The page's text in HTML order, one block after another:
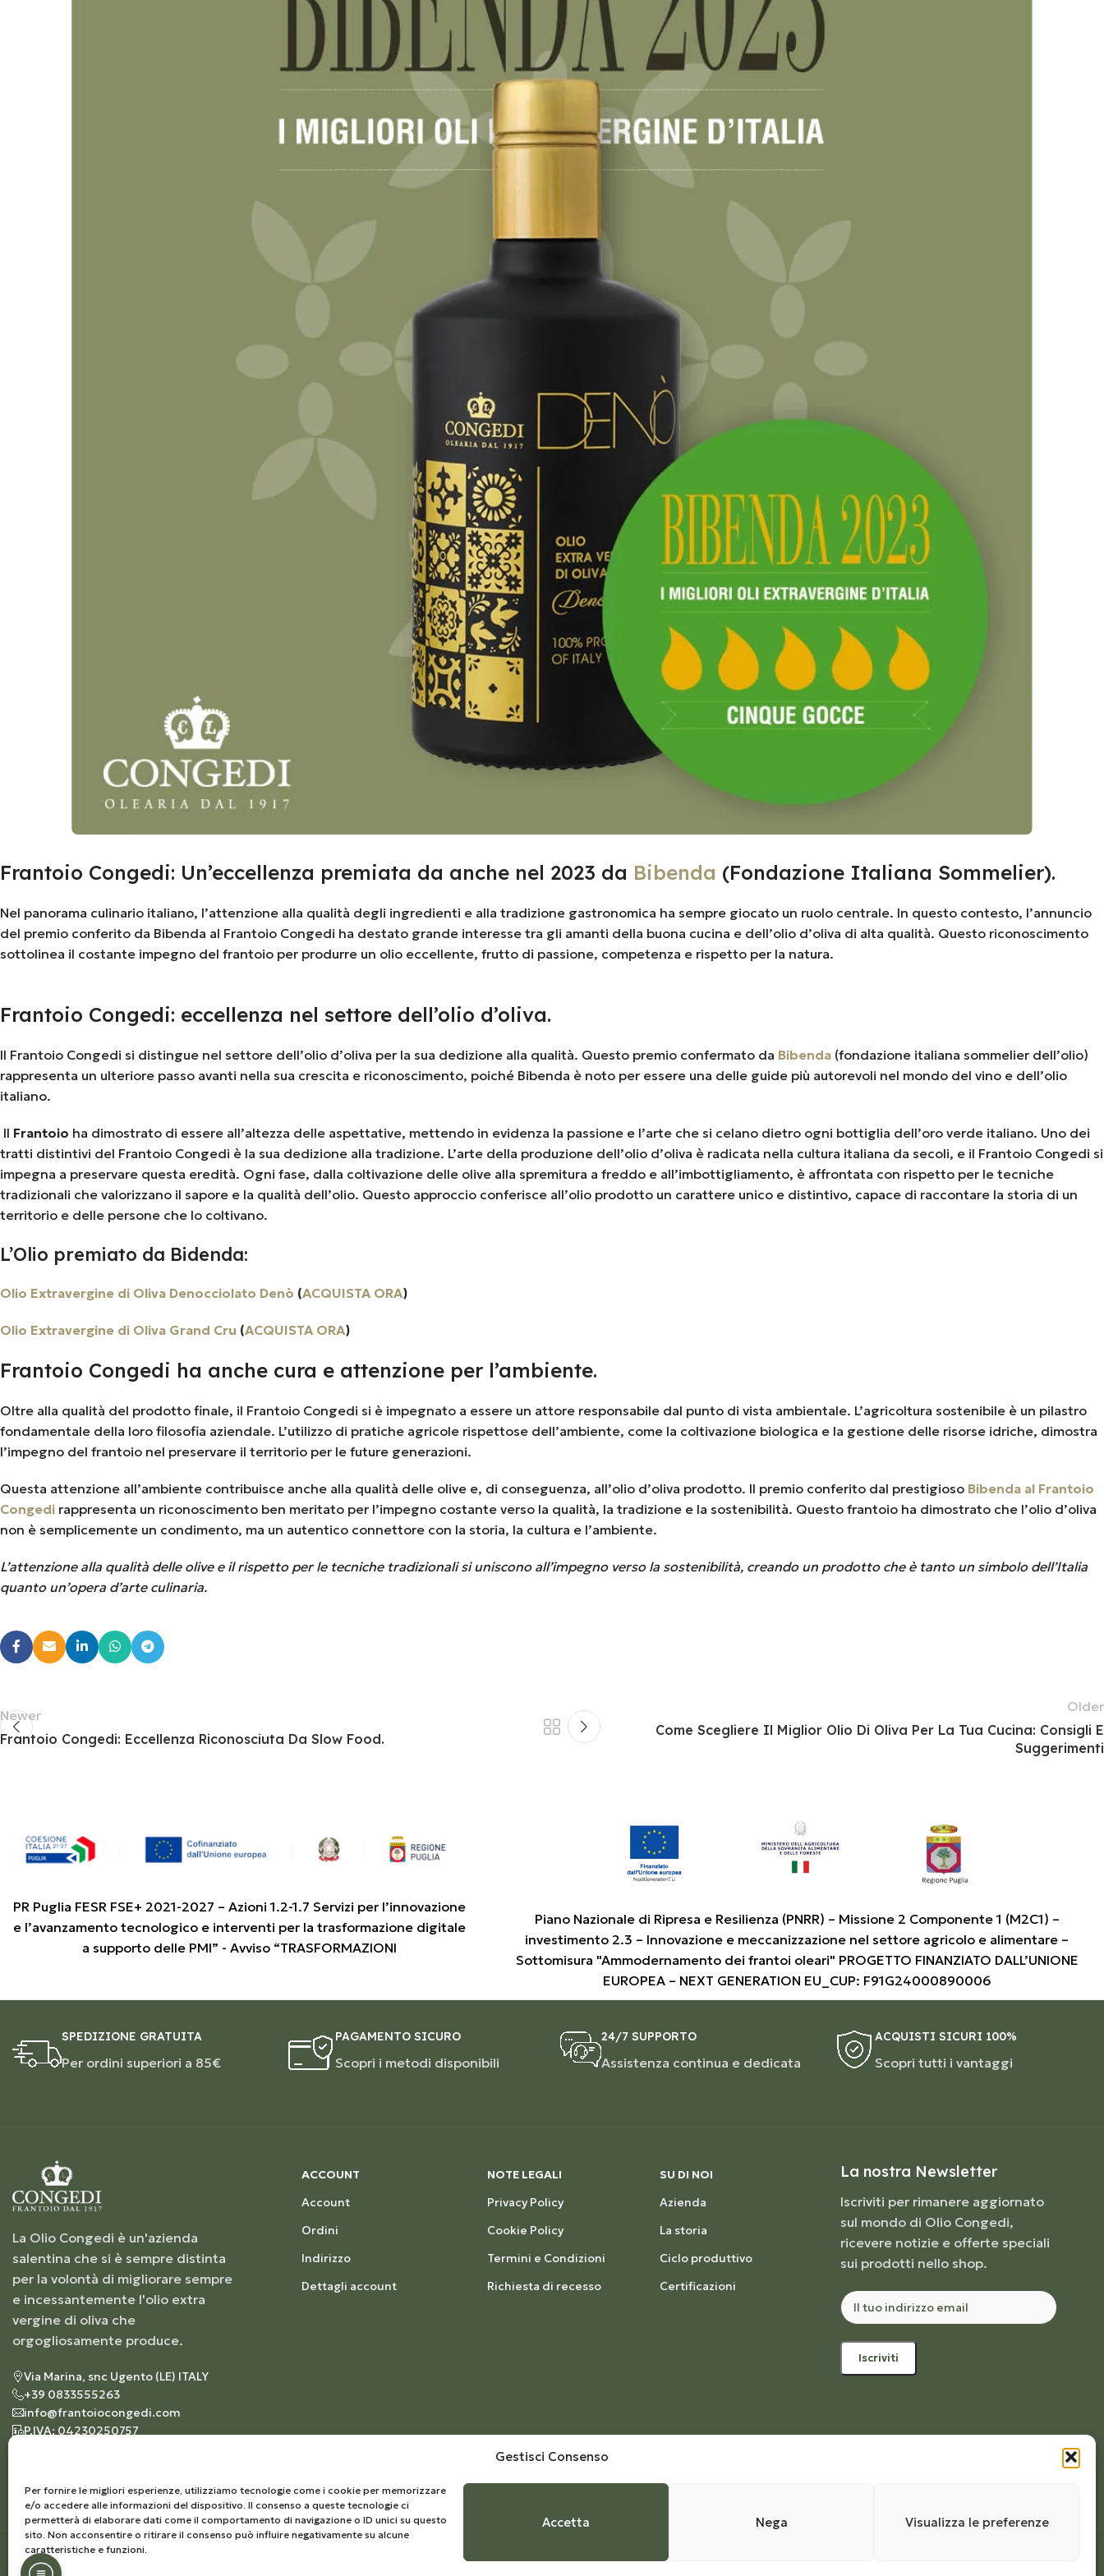
Gestisci Consenso
Per fornire le migliori esperienze, utilizziamo tecnologie come i cookie per memorizzare
e/o accedere alle informazioni del dispositivo. Il consenso a queste tecnologie ci
permetterà di elaborare dati come il comportamento di navigazione o ID unici su questo
sito. Non acconsentire o ritirare il consenso può influire negativamente su alcune
caratteristiche e funzioni.
Accetta Nega Visualizza le preferenze
Frantoio Congedi: Un’eccellenza premiata da anche nel 2023 da Bibenda (Fondazione Italiana Sommelier).
Nel panorama culinario italiano, l’attenzione alla qualità degli ingredienti e alla tradizione gastronomica ha sempre giocato un ruolo centrale. In questo contesto, l’annuncio
del premio conferito da Bibenda al Frantoio Congedi ha destato grande interesse tra gli amanti della buona cucina e dell’olio d’oliva di alta qualità. Questo riconoscimento
sottolinea il costante impegno del frantoio per produrre un olio eccellente, frutto di passione, competenza e rispetto per la natura.
Frantoio Congedi: eccellenza nel settore dell’olio d’oliva.
Il Frantoio Congedi si distingue nel settore dell’olio d’oliva per la sua dedizione alla qualità. Questo premio confermato da Bibenda (fondazione italiana sommelier dell’olio)
rappresenta un ulteriore passo avanti nella sua crescita e riconoscimento, poiché Bibenda è noto per essere una delle guide più autorevoli nel mondo del vino e dell’olio
italiano.
Il Frantoio ha dimostrato di essere all’altezza delle aspettative, mettendo in evidenza la passione e l’arte che si celano dietro ogni bottiglia dell’oro verde italiano. Uno dei
tratti distintivi del Frantoio Congedi è la sua dedizione alla tradizione. L’arte della produzione dell’olio d’oliva è radicata nella cultura italiana da secoli, e il Frantoio Congedi si
impegna a preservare questa eredità. Ogni fase, dalla coltivazione delle olive alla spremitura a freddo e all’imbottigliamento, è affrontata con rispetto per le tecniche
tradizionali che valorizzano il sapore e la qualità dell’olio. Questo approccio conferisce all’olio prodotto un carattere unico e distintivo, capace di raccontare la storia di un
territorio e delle persone che lo coltivano.
L’Olio premiato da Bidenda:
Olio Extravergine di Oliva Denocciolato Denò (ACQUISTA ORA)
Olio Extravergine di Oliva Grand Cru (ACQUISTA ORA)
Frantoio Congedi ha anche cura e attenzione per l’ambiente.
Oltre alla qualità del prodotto finale, il Frantoio Congedi si è impegnato a essere un attore responsabile dal punto di vista ambientale. L’agricoltura sostenibile è un pilastro
fondamentale della loro filosofia aziendale. L’utilizzo di pratiche agricole rispettose dell’ambiente, come la coltivazione biologica e la gestione delle risorse idriche, dimostra
l’impegno del frantoio nel preservare il territorio per le future generazioni.
Questa attenzione all’ambiente contribuisce anche alla qualità delle olive e, di conseguenza, all’olio d’oliva prodotto. Il premio conferito dal prestigioso Bibenda al Frantoio
Congedi rappresenta un riconoscimento ben meritato per l’impegno costante verso la qualità, la tradizione e la sostenibilità. Questo frantoio ha dimostrato che l’olio d’oliva
non è semplicemente un condimento, ma un autentico connettore con la storia, la cultura e l’ambiente.
L’attenzione alla qualità delle olive e il rispetto per le tecniche tradizionali si uniscono all’impegno verso la sostenibilità, creando un prodotto che è tanto un simbolo dell’Italia
quanto un’opera d’arte culinaria.
Newer
Frantoio Congedi: Eccellenza Riconosciuta Da Slow Food.
Older
Come Scegliere Il Miglior Olio Di Oliva Per La Tua Cucina: Consigli E
Suggerimenti
PR Puglia FESR FSE+ 2021-2027 – Azioni 1.2-1.7 Servizi per l’innovazione
e l’avanzamento tecnologico e interventi per la trasformazione digitale
a supporto delle PMI” - Avviso “TRASFORMAZIONI
Piano Nazionale di Ripresa e Resilienza (PNRR) – Missione 2 Componente 1 (M2C1) –
investimento 2.3 – Innovazione e meccanizzazione nel settore agricolo e alimentare –
Sottomisura "Ammodernamento dei frantoi oleari" PROGETTO FINANZIATO DALL’UNIONE
EUROPEA – NEXT GENERATION EU_CUP: F91G24000890006
SPEDIZIONE GRATUITA
Per ordini superiori a 85€
PAGAMENTO SICURO
Scopri i metodi disponibili
24/7 SUPPORTO
Assistenza continua e dedicata
ACQUISTI SICURI 100%
Scopri tutti i vantaggi
La Olio Congedi è un'azienda
salentina che si è sempre distinta
per la volontà di migliorare sempre
e incessantemente l'olio extra
vergine di oliva che
orgogliosamente produce.
Via Marina, snc Ugento (LE) ITALY
+39 0833555263
info@frantoiocongedi.com
P.IVA: 04230250757
ACCOUNT
Account
Ordini
Indirizzo
Dettagli account
NOTE LEGALI
Privacy Policy
Cookie Policy
Termini e Condizioni
Richiesta di recesso
SU DI NOI
Azienda
La storia
Ciclo produttivo
Certificazioni
La nostra Newsletter
Iscriviti per rimanere aggiornato
sul mondo di Olio Congedi,
ricevere notizie e offerte speciali
sui prodotti nello shop.